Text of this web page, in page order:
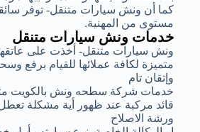
كما أن ونش سيارات متنقل- توفر
مستوى من المهنية.
خدمات ونش سيارات متنقل
ونش سيارات متنقل- أخذت على
متميزة لكافة عملائها للقيام برفع
وإتقان تام
خدمات شركة سطحه ونش بالكويت
قائد مركبة عند ظهور أية مشكلة تعطل
ورشة الاصلاح